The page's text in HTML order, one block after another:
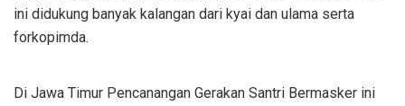
ini didukung banyak kalangan dari kyai dan ulama serta
forkopimda.
Di Jawa Timur Pencanangan Gerakan Santri Bermasker ini